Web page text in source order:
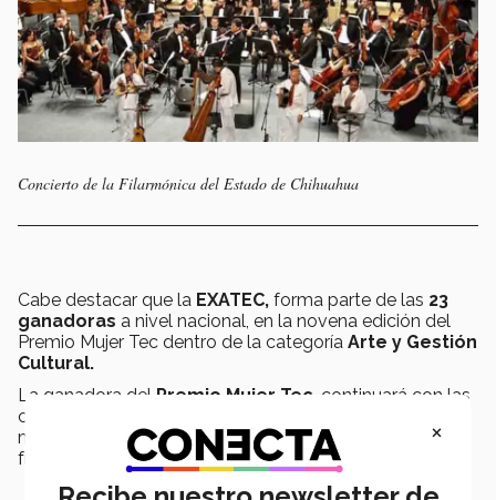
Concierto de la Filarmónica del Estado de Chihuahua
Cabe destacar que la EXATEC, forma parte de las 23
ganadoras a nivel nacional, en la novena edición del
Premio Mujer Tec dentro de la categoría Arte y Gestión
Cultural.
La ganadora del Premio Mujer Tec , continuará con las
clases de violín, además de otros instrumentos
musicales y adaptará una casa para presentaciones
físicas y virtuales de sus alumnas.
×